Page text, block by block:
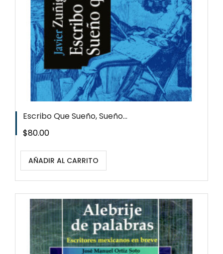
Escribo Que Sueño, Sueño...
Precio
$80.00
AÑADIR AL CARRITO